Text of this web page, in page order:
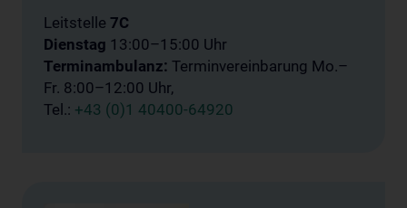
Leitstelle 7C
Dienstag 13:00–15:00 Uhr
Terminambulanz: Terminvereinbarung Mo.–
Fr. 8:00–12:00 Uhr,
Tel.: +43 (0)1 40400-64920